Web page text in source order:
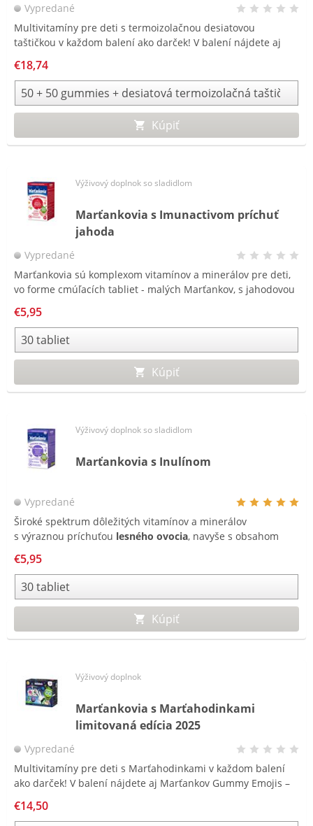
Vypredané
Multivitamíny pre deti s termoizolačnou desiatovou
taštičkou v každom balení ako darček! V balení nájdete aj
tvaroch emotikonov a najpredávanejších Marťankov Gummy
s Echinaceou.
€18,74
Kúpiť
Výživový doplnok so sladidlom
Marťankovia s Imunactivom príchuť
jahoda
Vypredané
Marťankovia sú komplexom vitamínov a minerálov pre deti,
vo forme cmúľacích tabliet - malých Marťankov, s jahodovou
€5,95
Kúpiť
Výživový doplnok so sladidlom
Marťankovia s Inulínom
Vypredané
Široké spektrum dôležitých vitamínov a minerálov
s výraznou príchuťou lesného ovocia, navyše s obsahom
€5,95
Kúpiť
Výživový doplnok
Marťankovia s Marťahodinkami
limitovaná edícia 2025
Vypredané
Multivitamíny pre deti s Marťahodinkami v každom balení
ako darček! V balení nájdete aj Marťankov Gummy Emojis –
a najpredávanejších Marťankov Gummy s bazou čiernou.
€14,50